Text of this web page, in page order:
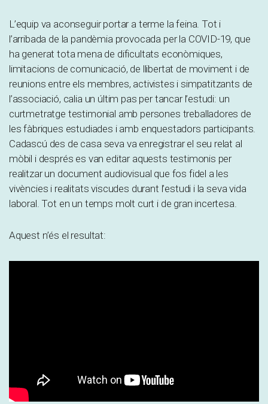
L’equip va aconseguir portar a terme la feina. Tot i
l’arribada de la pandèmia provocada per la COVID-19, que
ha generat tota mena de dificultats econòmiques,
limitacions de comunicació, de llibertat de moviment i de
reunions entre els membres, activistes i simpatitzants de
l’associació, calia un últim pas per tancar l’estudi: un
curtmetratge testimonial amb persones treballadores de
les fàbriques estudiades i amb enquestadors participants.
Cadascú des de casa seva va enregistrar el seu relat al
mòbil i després es van editar aquests testimonis per
realitzar un document audiovisual que fos fidel a les
vivències i realitats viscudes durant l’estudi i la seva vida
laboral. Tot en un temps molt curt i de gran incertesa.
Aquest n’és el resultat: